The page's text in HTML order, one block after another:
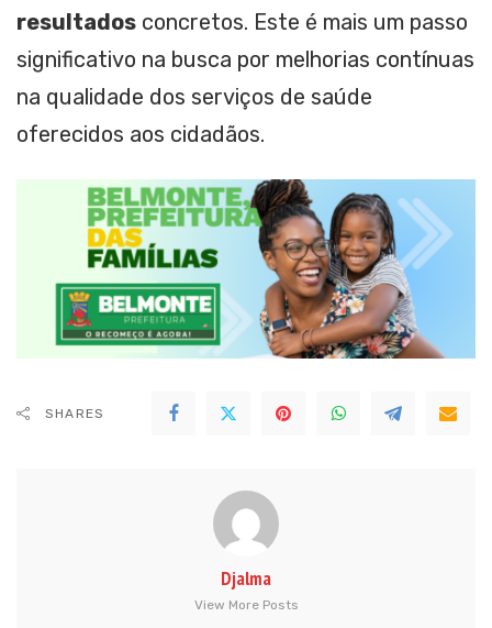
resultados concretos. Este é mais um passo
significativo na busca por melhorias contínuas
na qualidade dos serviços de saúde
oferecidos aos cidadãos.
SHARES
Djalma
View More Posts